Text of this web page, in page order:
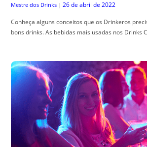
Mestre dos Drinks | 26 de abril de 2022
Conheça alguns conceitos que os Drinkeros
bons drinks. As bebidas mais usadas nos Drinks